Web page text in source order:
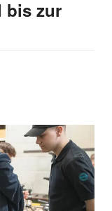
bis zur